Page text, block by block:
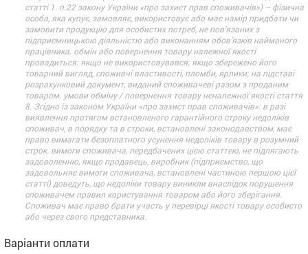
статті 1. п.22 закону України «про захист прав споживачів») – фізична
особа, яка купує, замовляє, використовує або має намір придбати чи
замовити продукцію для особистих потреб, не пов’язаних з
підприємницькою діяльністю або виконанням обов’язків найманого
працівника. обмін або повернення товару належної якості
провадиться: якщо не використовувався; якщо збережено його
товарний вигляд, споживчі властивості, пломби, ярлики; на підставі
розрахунковий документ, виданий споживачеві разом з проданим
товаром. умови обміну / повернення товару неналежної якості стаття
8. Згідно із законом України «про захист прав споживачів»: в разі
виявлення протягом встановленого гарантійного строку недоліків
споживач, в порядку та в строки, встановлені законодавством, має
право вимагати безоплатного усунення недоліків товару в розумний
строк. вимоги споживача, передбачених цією статтею, не підлягають
задоволенню, якщо продавець, виробник (підприємство, що
задовольняє вимоги споживача, встановлені частиною першою цієї
статті) доведуть, що недоліки товару виникли внаслідок порушення
споживачем правил користування товаром або його зберігання.
Споживач має право брати участь у перевірці якості товару особисто
або через свого представника.
Варіанти оплати